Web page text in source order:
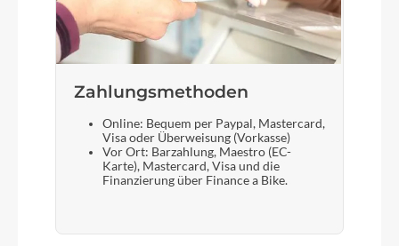
Zahlungsmethoden
Online: Bequem per Paypal, Mastercard,
Visa oder Überweisung (Vorkasse)
Vor Ort: Barzahlung, Maestro (EC-
Karte), Mastercard, Visa und die
Finanzierung über Finance a Bike.